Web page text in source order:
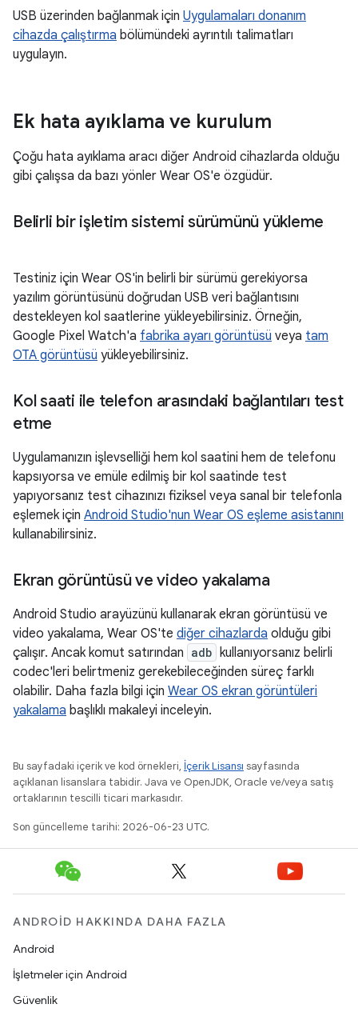
USB üzerinden bağlanmak için Uygulamaları donanım
cihazda çalıştırma bölümündeki ayrıntılı talimatları
uygulayın.
Ek hata ayıklama ve kurulum
Çoğu hata ayıklama aracı diğer Android cihazlarda olduğu
gibi çalışsa da bazı yönler Wear OS'e özgüdür.
Belirli bir işletim sistemi sürümünü yükleme
Testiniz için Wear OS'in belirli bir sürümü gerekiyorsa
yazılım görüntüsünü doğrudan USB veri bağlantısını
destekleyen kol saatlerine yükleyebilirsiniz. Örneğin,
Google Pixel Watch'a fabrika ayarı görüntüsü veya tam
OTA görüntüsü yükleyebilirsiniz.
Kol saati ile telefon arasındaki bağlantıları test
etme
Uygulamanızın işlevselliği hem kol saatini hem de telefonu
kapsıyorsa ve emüle edilmiş bir kol saatinde test
yapıyorsanız test cihazınızı fiziksel veya sanal bir telefonla
eşlemek için Android Studio'nun Wear OS eşleme asistanını
kullanabilirsiniz.
Ekran görüntüsü ve video yakalama
Android Studio arayüzünü kullanarak ekran görüntüsü ve
video yakalama, Wear OS'te diğer cihazlarda olduğu gibi
çalışır. Ancak komut satırından adb kullanıyorsanız belirli
codec'leri belirtmeniz gerekebileceğinden süreç farklı
olabilir. Daha fazla bilgi için Wear OS ekran görüntüleri
yakalama başlıklı makaleyi inceleyin.
Bu sayfadaki içerik ve kod örnekleri, İçerik Lisansı sayfasında
açıklanan lisanslara tabidir. Java ve OpenJDK, Oracle ve/veya satış
ortaklarının tescilli ticari markasıdır.
Son güncelleme tarihi: 2026-06-23 UTC.
ANDROID HAKKINDA DAHA FAZLA
Android
İşletmeler için Android
Güvenlik